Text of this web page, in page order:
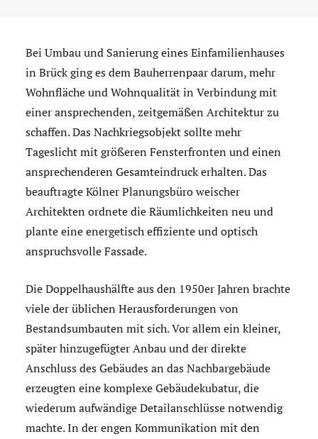
Bei Umbau und Sanierung eines Einfamilienhauses
in Brück ging es dem Bauherrenpaar darum, mehr
Wohnfläche und Wohnqualität in Verbindung mit
einer ansprechenden, zeitgemäßen Architektur zu
schaffen. Das Nachkriegsobjekt sollte mehr
Tageslicht mit größeren Fensterfronten und einen
ansprechenderen Gesamteindruck erhalten. Das
beauftragte Kölner Planungsbüro weischer
Architekten ordnete die Räumlichkeiten neu und
plante eine energetisch effiziente und optisch
anspruchsvolle Fassade.
Die Doppelhaushälfte aus den 1950er Jahren brachte
viele der üblichen Herausforderungen von
Bestandsumbauten mit sich. Vor allem ein kleiner,
später hinzugefügter Anbau und der direkte
Anschluss des Gebäudes an das Nachbargebäude
erzeugten eine komplexe Gebäudekubatur, die
wiederum aufwändige Detailanschlüsse notwendig
machte. In der engen Kommunikation mit den